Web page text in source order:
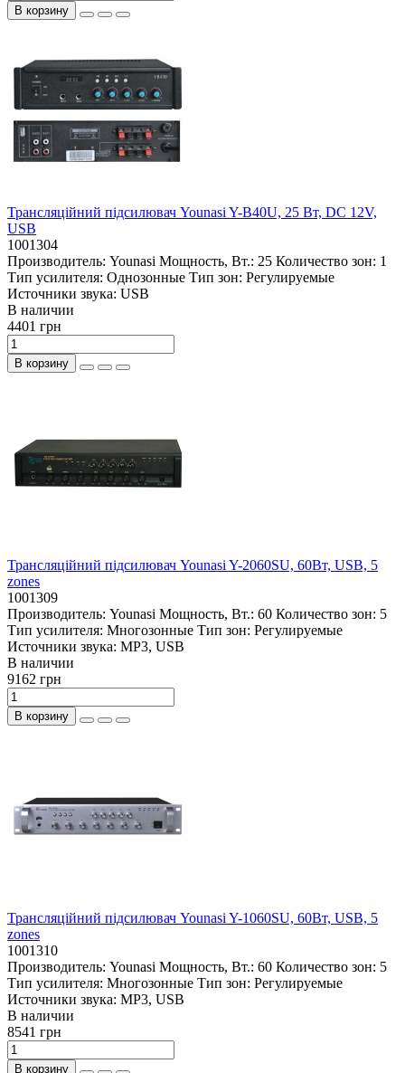
В корзину
Трансляційний підсилювач Younasi Y-B40U, 25 Вт, DC 12V,
USB
1001304
Производитель: Younasi Мощность, Вт.: 25 Количество зон: 1
Тип усилителя: Однозонные Тип зон: Регулируемые
Источники звука: USB
В наличии
4401 грн
В корзину
Трансляційний підсилювач Younasi Y-2060SU, 60Вт, USB, 5
zones
1001309
Производитель: Younasi Мощность, Вт.: 60 Количество зон: 5
Тип усилителя: Многозонные Тип зон: Регулируемые
Источники звука: MP3, USB
В наличии
9162 грн
В корзину
Трансляційний підсилювач Younasi Y-1060SU, 60Вт, USB, 5
zones
1001310
Производитель: Younasi Мощность, Вт.: 60 Количество зон: 5
Тип усилителя: Многозонные Тип зон: Регулируемые
Источники звука: MP3, USB
В наличии
8541 грн
В корзину